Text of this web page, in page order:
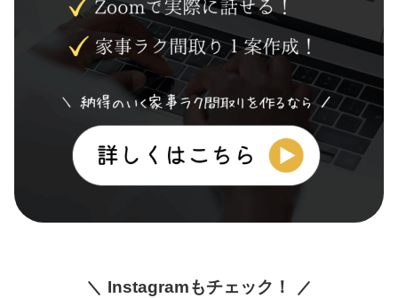
Instagramもチェック！